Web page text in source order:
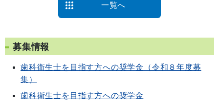
一覧へ
募集情報
歯科衛生士を目指す方への奨学金（令和８年度募
集）
歯科衛生士を目指す方への奨学金